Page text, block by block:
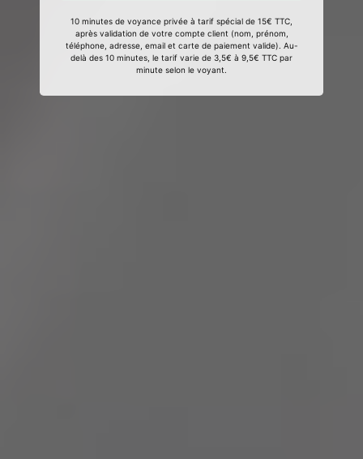
10 minutes de voyance privée à tarif spécial de 15€ TTC,
après validation de votre compte client (nom, prénom,
téléphone, adresse, email et carte de paiement valide). Au-
delà des 10 minutes, le tarif varie de 3,5€ à 9,5€ TTC par
minute selon le voyant.